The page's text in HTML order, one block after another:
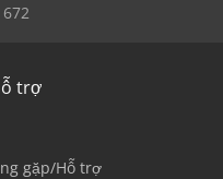
trợ
gặp/Hỗ trợ